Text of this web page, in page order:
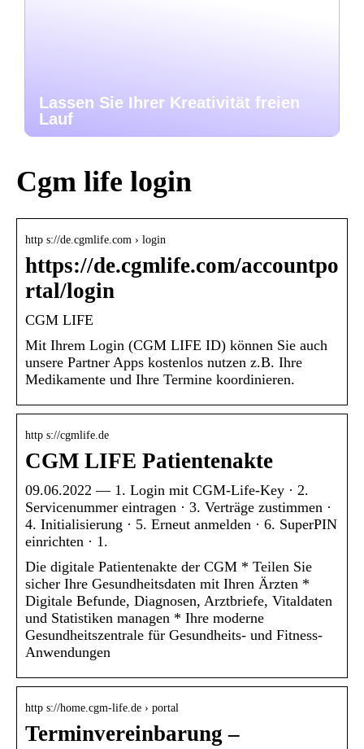
Lassen Sie Ihrer Kreativität freien
Lauf
Cgm life login
http s://de.cgmlife.com › login
https://de.cgmlife.com/accountpo
rtal/login
CGM LIFE
Mit Ihrem Login (CGM LIFE ID) können Sie auch
unsere Partner Apps kostenlos nutzen z.B. Ihre
Medikamente und Ihre Termine koordinieren.
http s://cgmlife.de
CGM LIFE Patientenakte
09.06.2022 — 1. Login mit CGM-Life-Key · 2.
Servicenummer eintragen · 3. Verträge zustimmen ·
4. Initialisierung · 5. Erneut anmelden · 6. SuperPIN
einrichten · 1.
Die digitale Patientenakte der CGM * Teilen Sie
sicher Ihre Gesundheitsdaten mit Ihren Ärzten *
Digitale Befunde, Diagnosen, Arztbriefe, Vitaldaten
und Statistiken managen * Ihre moderne
Gesundheitszentrale für Gesundheits- und Fitness-
Anwendungen
http s://home.cgm-life.de › portal
Terminvereinbarung –